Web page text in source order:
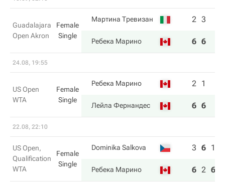
Guadalajara
Open Akron
Female
Single
Мартина Тревизан 2 3
Ребека Марино 6 6
24.08, 19:55
US Open
WTA
Female
Single
Ребека Марино 2 1
Лейла Фернандес 6 6
22.08, 22:10
US Open,
Qualification
WTA
Female
Single
Dominika Salkova 3 6 1
Ребека Марино 6 2 6